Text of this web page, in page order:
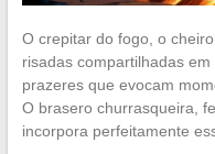
O crepitar do fogo, o
risadas compartilhadas
prazeres que evocam
O brasero churrasqueira,
incorpora perfeitamente